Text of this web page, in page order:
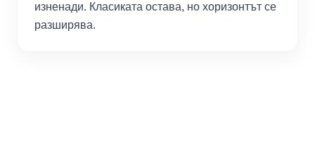
изненади. Класиката остава, но хоризонтът се
разширява.